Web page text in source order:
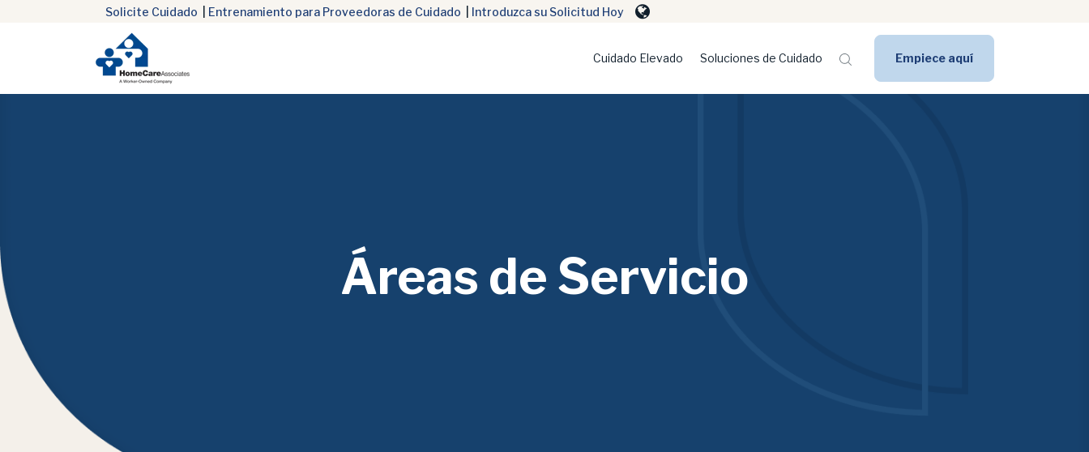
Solicite Cuidado Entrenamiento para Proveedoras de Cuidado Introduzca su Solicitud Hoy
Cuidado Elevado Soluciones de Cuidado Empiece aquí
Áreas de Servicio